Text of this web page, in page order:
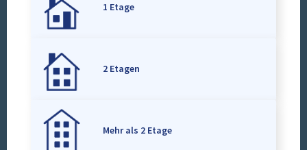
1 Etage
2 Etagen
Mehr als 2 Etage